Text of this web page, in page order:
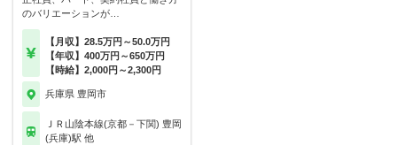
のバリエーションが…
【月収】28.5万円～50.0万円
【年収】400万円～650万円
【時給】2,000円～2,300円
兵庫県 豊岡市
ＪＲ山陰本線(京都－下関) 豊岡
(兵庫)駅 他